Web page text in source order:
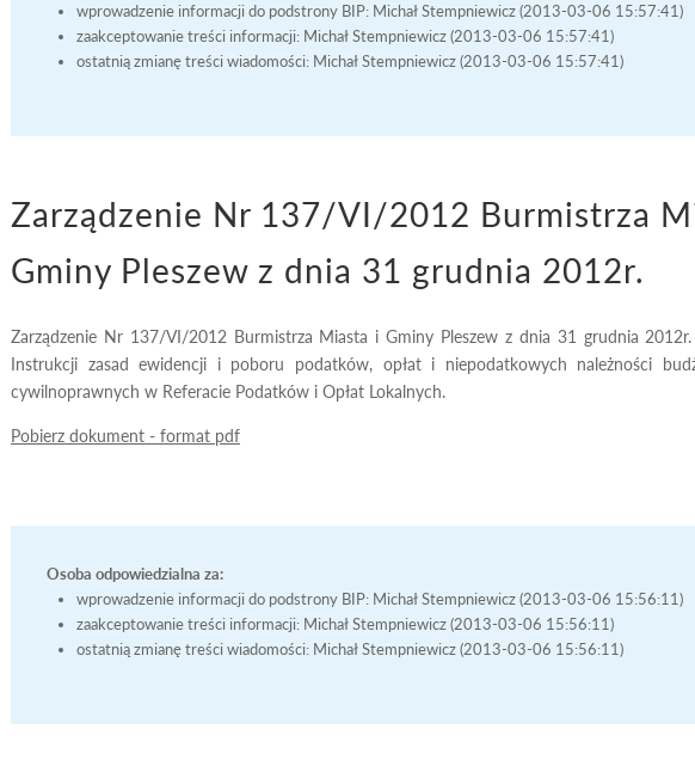
wprowadzenie informacji do podstrony BIP: Michał Stempniewicz (2013-03-06 15:57:41)
zaakceptowanie treści informacji: Michał Stempniewicz (2013-03-06 15:57:41)
ostatnią zmianę treści wiadomości: Michał Stempniewicz (2013-03-06 15:57:41)
Zarządzenie Nr 137/VI/2012 Burmistrza
Gminy Pleszew z dnia 31 grudnia 2012r.
Zarządzenie Nr 137/VI/2012 Burmistrza Miasta i Gminy Pleszew z dnia 31 grudnia
Instrukcji zasad ewidencji i poboru podatków, opłat i niepodatkowych należności
cywilnoprawnych w Referacie Podatków i Opłat Lokalnych.
Pobierz dokument - format pdf
Osoba odpowiedzialna za:
wprowadzenie informacji do podstrony BIP: Michał Stempniewicz (2013-03-06 15:56:11)
zaakceptowanie treści informacji: Michał Stempniewicz (2013-03-06 15:56:11)
ostatnią zmianę treści wiadomości: Michał Stempniewicz (2013-03-06 15:56:11)